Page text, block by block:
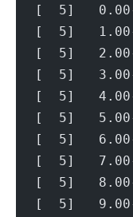
[  5]
[  5]
[  5]
[  5]
[  5]
[  5]
[  5]
[  5]
[  5]
[  5]